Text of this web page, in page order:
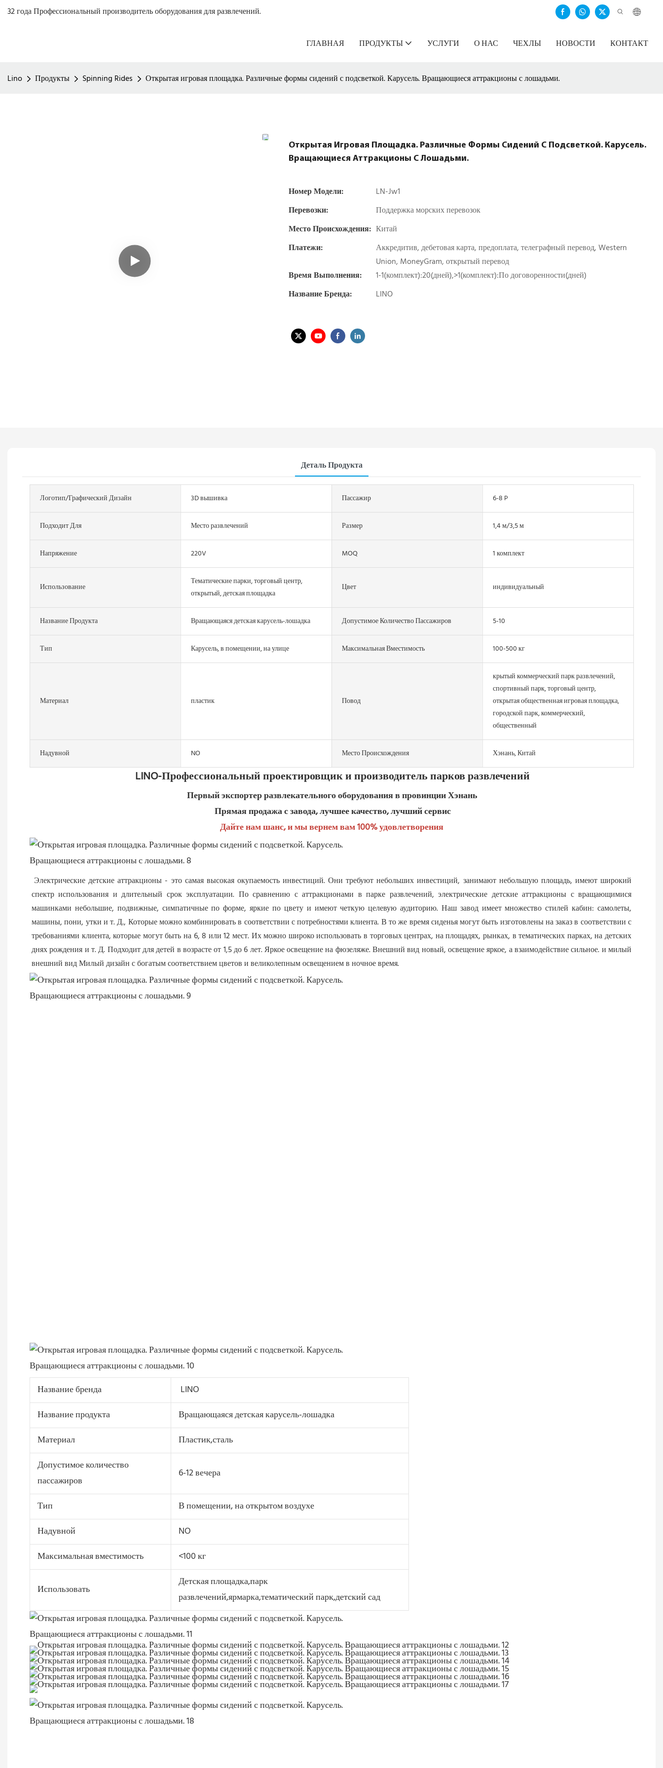
32 года Профессиональный производитель оборудования для развлечений.
ГЛАВНАЯ ПРОДУКТЫ УСЛУГИ О НАС ЧЕХЛЫ НОВОСТИ КОНТАКТ
Lino Продукты Spinning Rides Открытая игровая площадка. Различные формы сидений с подсветкой. Карусель. Вращающиеся аттракционы с лошадьми.
Открытая Игровая Площадка. Различные Формы Сидений С Подсветкой. Карусель.
Вращающиеся Аттракционы С Лошадьми.
Номер Модели:
LN-Jw1
Перевозки:
Поддержка морских перевозок
Место Происхождения: Китай
Платежи:
Аккредитив, дебетовая карта, предоплата, телеграфный перевод, Western
Union, MoneyGram, открытый перевод
Время Выполнения:
1-1(комплект):20(дней),>1(комплект):По договоренности(дней)
Название Бренда:
LINO
Деталь Продукта
Логотип/графический Дизайн 3D вышивка Пассажир 6-8 P
Подходит Для Место развлечений Размер 1,4 м/3,5 м
Напряжение 220V MOQ 1 комплект
Использование
Тематические парки, торговый центр,
открытый, детская площадка
Цвет индивидуальный
Название Продукта Вращающаяся детская карусель-лошадка Допустимое Количество Пассажиров 5-10
Тип Карусель, в помещении, на улице Максимальная Вместимость 100-500 кг
Материал пластик Повод
крытый коммерческий парк развлечений,
спортивный парк, торговый центр,
открытая общественная игровая площадка,
городской парк, коммерческий,
общественный
Надувной NO Место Происхождения Хэнань, Китай
LINO-Профессиональный проектировщик и производитель парков развлечений
Первый экспортер развлекательного оборудования в провинции Хэнань
Прямая продажа с завода, лучшее качество, лучший сервис
Дайте нам шанс, и мы вернем вам 100% удовлетворения
Электрические детские аттракционы - это самая высокая окупаемость инвестиций. Они требуют небольших инвестиций, занимают небольшую площадь, имеют широкий
спектр использования и длительный срок эксплуатации. По сравнению с аттракционами в парке развлечений, электрические детские аттракционы с вращающимися
машинками небольшие, подвижные, симпатичные по форме, яркие по цвету и имеют четкую целевую аудиторию. Наш завод имеет множество стилей кабин: самолеты,
машины, пони, утки и т. Д., Которые можно комбинировать в соответствии с потребностями клиента. В то же время сиденья могут быть изготовлены на заказ в соответствии с
требованиями клиента, которые могут быть на 6, 8 или 12 мест. Их можно широко использовать в торговых центрах, на площадях, рынках, в тематических парках, на детских
днях рождения и т. Д. Подходит для детей в возрасте от 1,5 до 6 лет. Яркое освещение на фюзеляже. Внешний вид новый, освещение яркое, а взаимодействие сильное. и милый
внешний вид Милый дизайн с богатым соответствием цветов и великолепным освещением в ночное время.
Название бренда
LINO
Название продукта
Вращающаяся детская карусель-лошадка
Материал
Пластик,сталь
Допустимое количество
пассажиров
6-12 вечера
Тип
В помещении, на открытом воздухе
Надувной
NO
Максимальная вместимость
<100 кг
Использовать
Детская площадка,парк
развлечений,ярмарка,тематический парк,детский сад